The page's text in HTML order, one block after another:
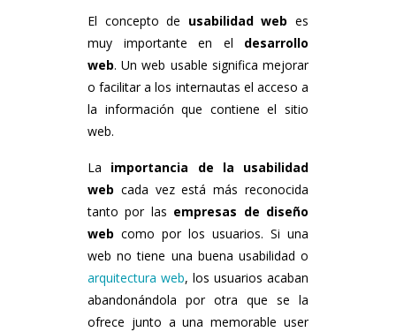
El concepto de usabilidad web es
muy importante en el desarrollo
web. Un web usable significa mejorar
o facilitar a los internautas el acceso a
la información que contiene el sitio
web.
La importancia de la usabilidad
web cada vez está más reconocida
tanto por las empresas de diseño
web como por los usuarios. Si una
web no tiene una buena usabilidad o
arquitectura web, los usuarios acaban
abandonándola por otra que se la
ofrece junto a una memorable user